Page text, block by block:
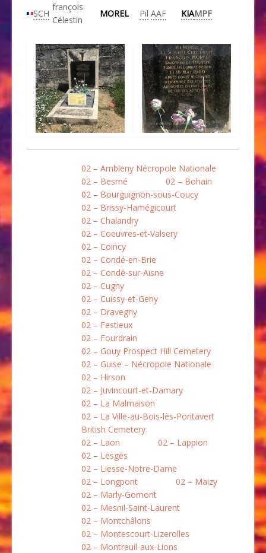
SCH
françois
Célestin
MOREL Pil AAF KIAMPF
02 – Ambleny Nécropole Nationale
02 – Besmé
02 – Bohain
02 – Bourguignon-sous-Coucy
02 – Brissy-Hamégicourt
02 – Chalandry
02 – Coeuvres-et-Valsery
02 – Coincy
02 – Condé-en-Brie
02 – Condé-sur-Aisne
02 – Cugny
02 – Cuissy-et-Geny
02 – Dravegny
02 – Festieux
02 – Fourdrain
02 – Gouy Prospect Hill Cemetery
02 – Guise – Nécropole Nationale
02 – Hirson
02 – Juvincourt-et-Damary
02 – La Malmaison
02 – La Ville-au-Bois-lès-Pontavert
British Cemetery
02 – Laon
02 – Lappion
02 – Lesges
02 – Liesse-Notre-Dame
02 – Longpont
02 – Maizy
02 – Marly-Gomont
02 – Mesnil-Saint-Laurent
02 – Montchâlons
02 – Montescourt-Lizerolles
02 – Montreuil-aux-Lions